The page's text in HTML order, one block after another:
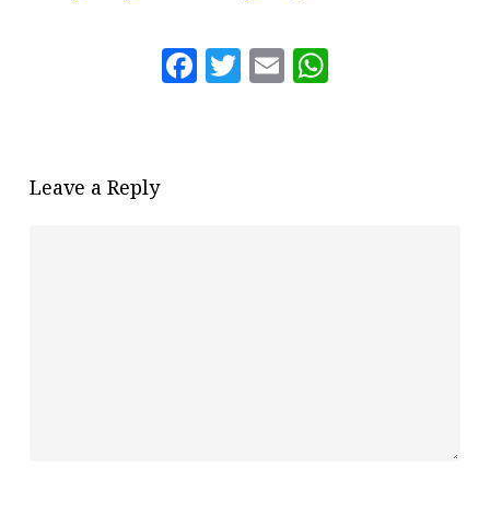
Facebook
Twitter
Email
Leave a Reply